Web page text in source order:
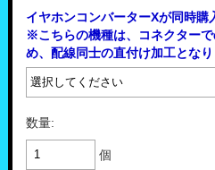
イヤホンコンバーターXが同時購
※こちらの機種は、コネクター
め、配線同士の直付け加工となり
数量:
個